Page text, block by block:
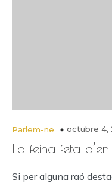
Parlem-ne octubre 4,
La feina feta
Si per alguna raó